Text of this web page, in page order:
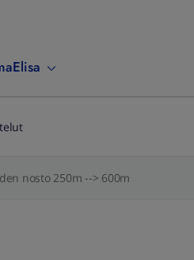
nosto 250m --> 600m